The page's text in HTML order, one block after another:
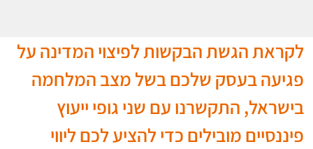
לקראת הגשת הבקשות לפיצוי המדינה על
פגיעה בעסק שלכם בשל מצב המלחמה
בישראל, התקשרנו עם שני גופי ייעוץ
פיננסיים מובילים כדי להציע לכם ליווי